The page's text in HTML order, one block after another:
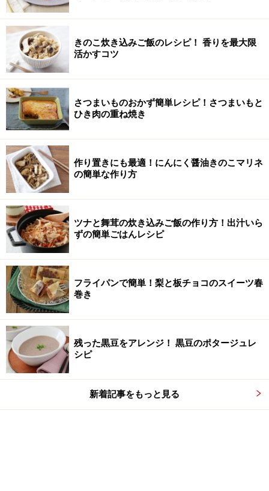
きのこ炊き込みご飯のレシピ！ 香りを最大限
活かすコツ
さつまいものおかず簡単レシピ！さつまいもと
ひき肉の重ね焼き
作り置きにも最適！にんにく醤油きのこマリネ
の簡単な作り方
ツナと舞茸の炊き込みご飯の作り方！出汁いら
ずの簡単ごはんレシピ
フライパンで簡単！梨と板チョコのスイーツ春
巻き
残った黒豆をアレンジ！ 黒豆のポタージュレ
シピ
新着記事をもっと見る